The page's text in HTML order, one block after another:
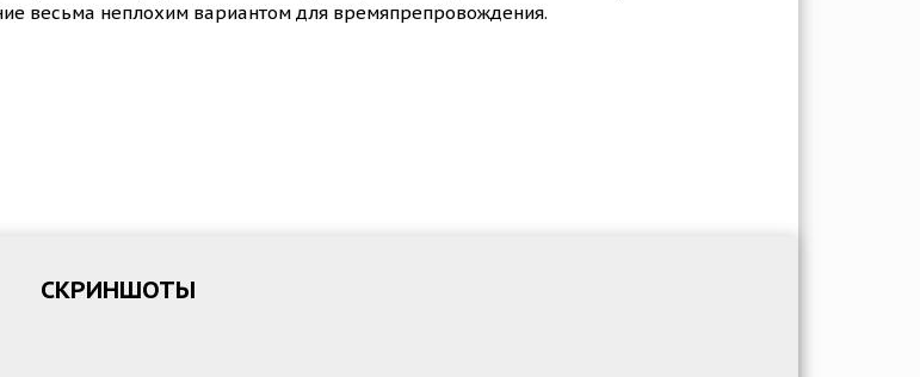
весьма неплохим вариантом для времяпрепровождения.
СКРИНШОТЫ